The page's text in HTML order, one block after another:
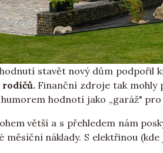
stavět nový dům podpořil
rodičů.Finanční zdroje tak mohly
hodnotí jako „garáž"
větší a s přehledem nám
měsíční náklady. S elektřinou